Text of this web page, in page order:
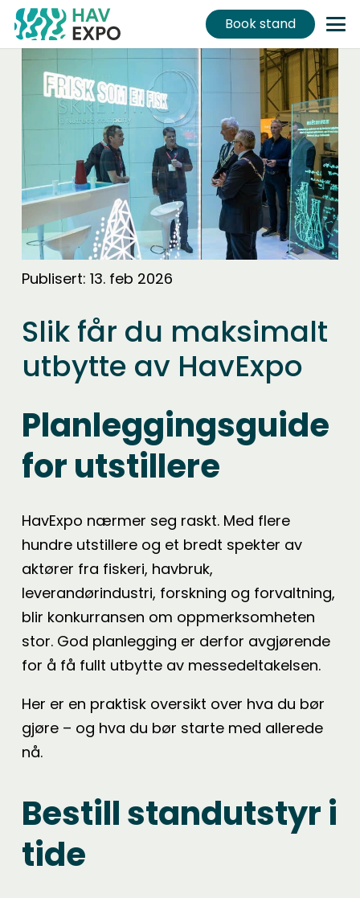
Book stand
Publisert: 13. feb 2026
Slik får du maksimalt
utbytte av HavExpo
Planleggingsguide
for utstillere
HavExpo nærmer seg raskt. Med flere
hundre utstillere og et bredt spekter av
aktører fra fiskeri, havbruk,
leverandørindustri, forskning og forvaltning,
blir konkurransen om oppmerksomheten
stor. God planlegging er derfor avgjørende
for å få fullt utbytte av messedeltakelsen.
Her er en praktisk oversikt over hva du bør
gjøre – og hva du bør starte med allerede
nå.
Bestill standutstyr i
tide